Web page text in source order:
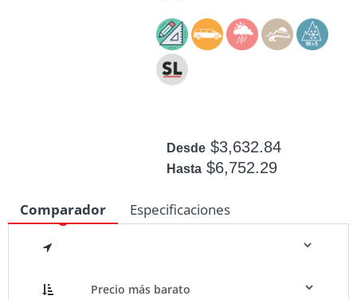
Desde $3,632.84
Hasta $6,752.29
Comparador Especificaciones